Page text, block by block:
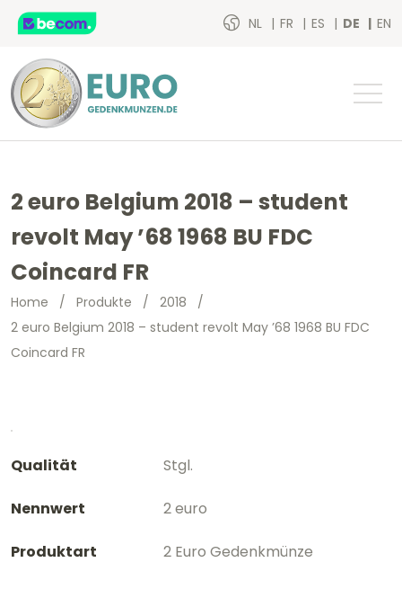
NL FR ES DE EN
2 euro Belgium 2018 – student
revolt May ’68 1968 BU FDC
Coincard FR
Home / Produkte / 2018 /
2 euro Belgium 2018 – student revolt May ’68 1968 BU FDC
Coincard FR
Qualität Stgl.
Nennwert 2 euro
Produktart 2 Euro Gedenkmünze